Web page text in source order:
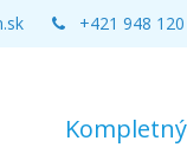
+421 948